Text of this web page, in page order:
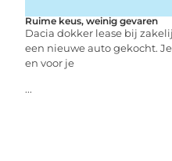
Ruime keus, weinig gevaren
Dacia dokker lease bij
een nieuwe auto gekocht.
en voor je
...